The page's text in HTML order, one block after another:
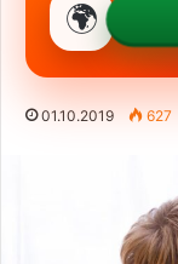
🌍
01.10.2019 627